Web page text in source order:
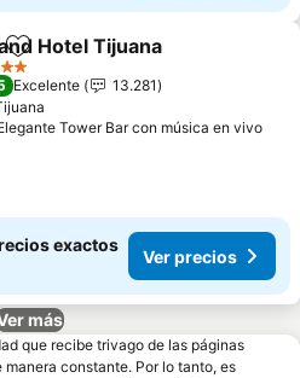
Agregar a favoritos
Hotel Tijuana
Excelente
13.281
Tower Bar con música en vivoVer
exactos
Ver precios
más
que recibe trivago de las páginas
constante. Por lo tanto, es